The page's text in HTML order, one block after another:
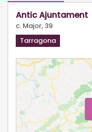
Antic Ajuntament
c. Major, 39
Tarragona